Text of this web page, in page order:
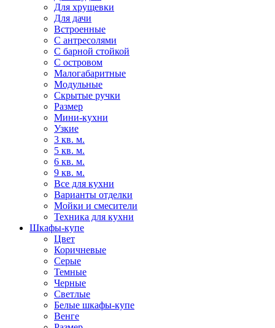
Для хрущевки
Для дачи
Встроенные
С антресолями
С барной стойкой
С островом
Малогабаритные
Модульные
Скрытые ручки
Размер
Мини-кухни
Узкие
3 кв. м.
5 кв. м.
6 кв. м.
9 кв. м.
Все для кухни
Варианты отделки
Мойки и смесители
Техника для кухни
Шкафы-купе
Цвет
Коричневые
Серые
Темные
Черные
Светлые
Белые шкафы-купе
Венге